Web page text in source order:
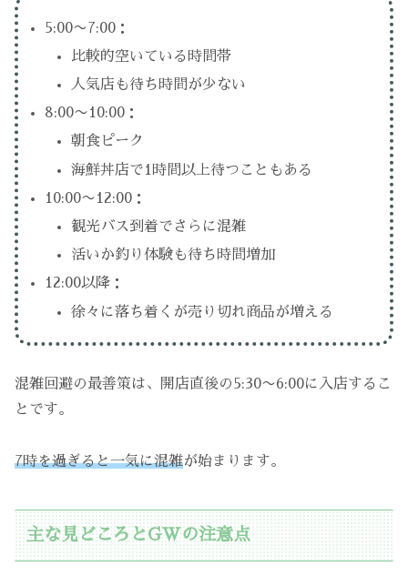
5:00〜7:00：
比較的空いている時間帯
人気店も待ち時間が少ない
8:00〜10:00：
朝食ピーク
海鮮丼店で1時間以上待つこともある
10:00〜12:00：
観光バス到着でさらに混雑
活いか釣り体験も待ち時間増加
12:00以降：
徐々に落ち着くが売り切れ商品が増える
混雑回避の最善策は、開店直後の5:30〜6:00に入店するこ
とです。
7時を過ぎると一気に混雑が始まります。
主な見どころとGWの注意点